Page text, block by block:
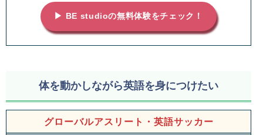
▶ BE studioの無料体験をチェック！
体を動かしながら英語を身につけたい
グローバルアスリート・英語サッカー